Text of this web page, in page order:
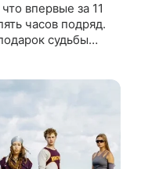
впервые за 11
часов подряд.
судьбы